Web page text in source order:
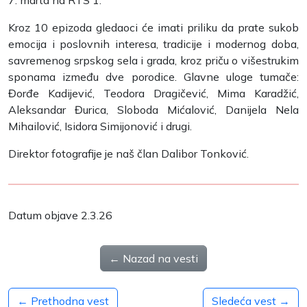
Kroz 10 epizoda gledaoci će imati priliku da prate sukob
emocija i poslovnih interesa, tradicije i modernog doba,
savremenog srpskog sela i grada, kroz priču o višestrukim
sponama između dve porodice. Glavne uloge tumače:
Đorđe Kadijević, Teodora Dragičević, Mima Karadžić,
Aleksandar Đurica, Sloboda Mićalović, Danijela Nela
Mihailović, Isidora Simijonović i drugi.
Direktor fotografije je naš član Dalibor Tonković.
Datum objave 2.3.26
← Nazad na vesti
← Prethodna vest Sledeća vest →